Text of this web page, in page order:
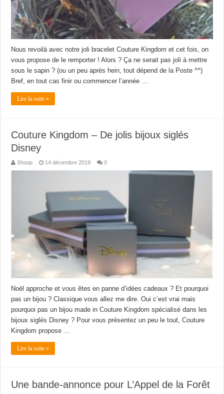
Nous revoilà avec notre joli bracelet Couture Kingdom et cet fois, on
vous propose de le remporter ! Alors ? Ça ne serait pas joli à mettre
sous le sapin ? (ou un peu après hein, tout dépend de la Poste ^^)
Bref, en tout cas finir ou commencer l’année …
Lire la suite »
Couture Kingdom – De jolis bijoux siglés
Disney
Shoop 14 décembre 2019 0
Noël approche et vous êtes en panne d’idées cadeaux ? Et pourquoi
pas un bijou ? Classique vous allez me dire. Oui c’est vrai mais
pourquoi pas un bijou made in Couture Kingdom spécialisé dans les
bijoux siglés Disney ? Pour vous présentez un peu le tout, Couture
Kingdom propose …
Lire la suite »
Une bande-annonce pour L’Appel de la Forêt